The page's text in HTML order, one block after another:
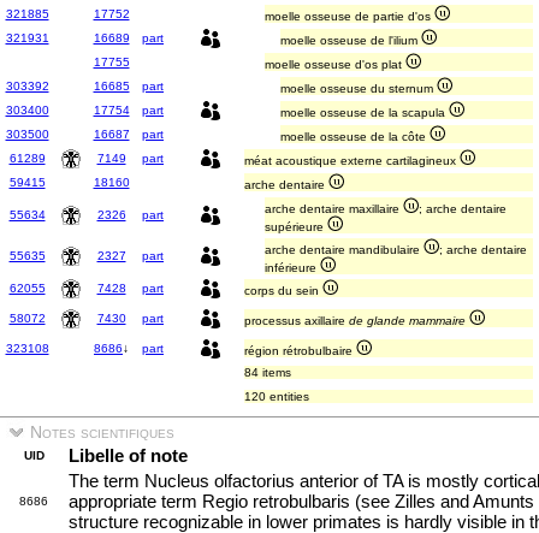
321885
17752
moelle osseuse de partie d'os
321931
16689 part
moelle osseuse de l'ilium
17755
moelle osseuse d'os plat
303392
16685 part
moelle osseuse du sternum
303400
17754 part
moelle osseuse de la scapula
303500
16687 part
moelle osseuse de la côte
61289
7149 part
méat acoustique externe cartilagineux
59415
18160 arche dentaire
55634 2326 part arche dentaire maxillaire
; arche dentaire
supérieure
55635 2327 part arche dentaire mandibulaire
; arche dentaire
inférieure
62055
7428 part corps du sein
58072 7430 part processus axillaire de glande mammaire
323108 8686↓ part
région rétrobulbaire
84 items
120 entities
Notes scientifiques
UID Libelle of note
8686
The term Nucleus olfactorius anterior of TA is mostly
appropriate term Regio retrobulbaris (see Zilles and
structure recognizable in lower primates is hardly visible in